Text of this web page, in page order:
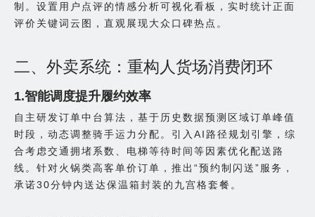
制。设置用户点评的情感分析可视化看板，实时统计正面
评价关键词云图，直观展现大众口碑热点。
二、外卖系统：重构人货场消费闭环
1.智能调度提升履约效率
自主研发订单中台算法，基于历史数据预测区域订单峰值
时段，动态调整骑手运力分配。引入AI路径规划引擎，综
合考虑交通拥堵系数、电梯等待时间等因素优化配送路
线。针对火锅类高客单价订单，推出“预约制闪送”服务，
承诺30分钟内送达保温箱封装的九宫格套餐。